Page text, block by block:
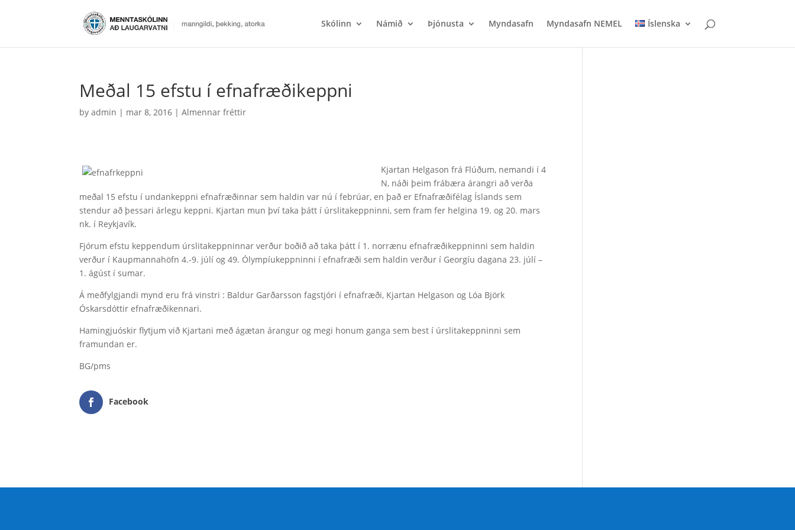
Skólinn Námið Þjónusta Myndasafn Myndasafn NEMEL Íslenska
Meðal 15 efstu í efnafræðikeppni
byadmin | mar 8, 2016 |Almennar fréttir
Kjartan Helgason frá Flúðum, nemandi í 4
N, náði þeim frábæra árangri að verða
meðal 15 efstu í undankeppni efnafræðinnar sem haldin var nú í febrúar, en það er Efnafræðifélag Íslands sem
stendur að þessari árlegu keppni. Kjartan mun því taka þátt í úrslitakeppninni, sem fram fer helgina 19. og 20. mars
nk. í Reykjavík.
Fjórum efstu keppendum úrslitakeppninnar verður boðið að taka þátt í 1. norrænu efnafræðikeppninni sem haldin
verður í Kaupmannahöfn 4.-9. júlí og 49. Ólympíukeppninni í efnafræði sem haldin verður í Georgíu dagana 23. júlí –
1. ágúst í sumar.
Á meðfylgjandi mynd eru frá vinstri : Baldur Garðarsson fagstjóri í efnafræði, Kjartan Helgason og Lóa Björk
Óskarsdóttir efnafræðikennari.
Hamingjuóskir flytjum við Kjartani með ágætan árangur og megi honum ganga sem best í úrslitakeppninni sem
framundan er.
BG/pms
Facebook